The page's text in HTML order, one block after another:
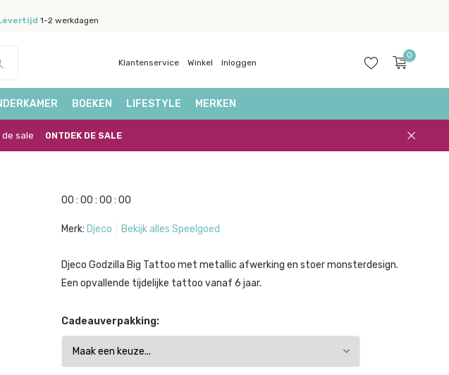
1-2 werkdagen
Klantenservice Winkel Inloggen
0
BOEKEN LIFESTYLE MERKEN
sale ONTDEK DE SALE
00 : 00 : 00 : 00
Merk: Djeco Bekijk alles Speelgoed
Djeco Godzilla Big Tattoo met metallic afwerking en stoer monsterdesign.
Een opvallende tijdelijke tattoo vanaf 6 jaar.
Cadeauverpakking: